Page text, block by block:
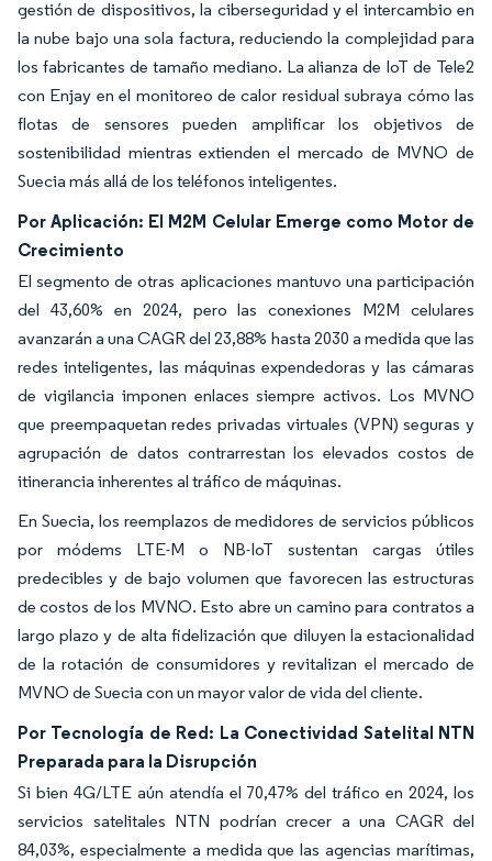
gestión de dispositivos, la ciberseguridad y el intercambio en
la nube bajo una sola factura, reduciendo la complejidad para
los fabricantes de tamaño mediano. La alianza de IoT de Tele2
con Enjay en el monitoreo de calor residual subraya cómo las
flotas de sensores pueden amplificar los objetivos de
sostenibilidad mientras extienden el mercado de MVNO de
Suecia más allá de los teléfonos inteligentes.
Por Aplicación: El M2M Celular Emerge como Motor de
Crecimiento
El segmento de otras aplicaciones mantuvo una participación
del 43,60% en 2024, pero las conexiones M2M celulares
avanzarán a una CAGR del 23,88% hasta 2030 a medida que las
redes inteligentes, las máquinas expendedoras y las cámaras
de vigilancia imponen enlaces siempre activos. Los MVNO
que preempaquetan redes privadas virtuales (VPN) seguras y
agrupación de datos contrarrestan los elevados costos de
itinerancia inherentes al tráfico de máquinas.
En Suecia, los reemplazos de medidores de servicios públicos
por módems LTE-M o NB-IoT sustentan cargas útiles
predecibles y de bajo volumen que favorecen las estructuras
de costos de los MVNO. Esto abre un camino para contratos a
largo plazo y de alta fidelización que diluyen la estacionalidad
de la rotación de consumidores y revitalizan el mercado de
MVNO de Suecia con un mayor valor de vida del cliente.
Por Tecnología de Red: La Conectividad Satelital NTN
Preparada para la Disrupción
Si bien 4G/LTE aún atendía el 70,47% del tráfico en 2024, los
servicios satelitales NTN podrían crecer a una CAGR del
84,03%, especialmente a medida que las agencias marítimas,